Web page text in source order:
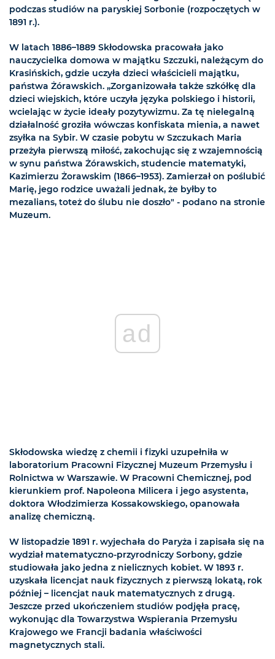
podczas studiów na paryskiej Sorbonie (rozpoczętych w
1891 r.).
W latach 1886–1889 Skłodowska pracowała jako
nauczycielka domowa w majątku Szczuki, należącym do
Krasińskich, gdzie uczyła dzieci właścicieli majątku,
państwa Żórawskich. „Zorganizowała także szkółkę dla
dzieci wiejskich, które uczyła języka polskiego i historii,
wcielając w życie ideały pozytywizmu. Za tę nielegalną
działalność groziła wówczas konfiskata mienia, a nawet
zsyłka na Sybir. W czasie pobytu w Szczukach Maria
przeżyła pierwszą miłość, zakochując się z wzajemnością
w synu państwa Żórawskich, studencie matematyki,
Kazimierzu Żorawskim (1866–1953). Zamierzał on poślubić
Marię, jego rodzice uważali jednak, że byłby to
mezalians, toteż do ślubu nie doszło" - podano na stronie
Muzeum.
ad
Skłodowska wiedzę z chemii i fizyki uzupełniła w
laboratorium Pracowni Fizycznej Muzeum Przemysłu i
Rolnictwa w Warszawie. W Pracowni Chemicznej, pod
kierunkiem prof. Napoleona Milicera i jego asystenta,
doktora Włodzimierza Kossakowskiego, opanowała
analizę chemiczną.
W listopadzie 1891 r. wyjechała do Paryża i zapisała się na
wydział matematyczno-przyrodniczy Sorbony, gdzie
studiowała jako jedna z nielicznych kobiet. W 1893 r.
uzyskała licencjat nauk fizycznych z pierwszą lokatą, rok
później – licencjat nauk matematycznych z drugą.
Jeszcze przed ukończeniem studiów podjęła pracę,
wykonując dla Towarzystwa Wspierania Przemysłu
Krajowego we Francji badania właściwości
magnetycznych stali.